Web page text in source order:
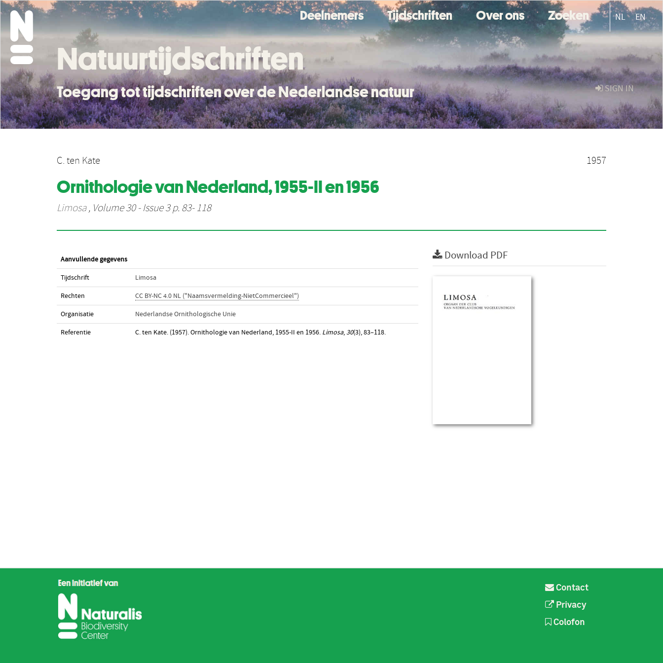
Deelnemers Tijdschriften Over ons Zoeken NL EN
SIGN IN
Natuurtijdschriften
Toegang tot tijdschriften over de Nederlandse natuur
C. ten Kate 1957
Ornithologie van Nederland, 1955-II en 1956
Limosa, Volume 30 - Issue 3 p. 83- 118
Aanvullende gegevens
Tijdschrift Limosa
Rechten CC BY-NC 4.0 NL ("Naamsvermelding-NietCommercieel")
Organisatie Nederlandse Ornithologische Unie
Referentie C. ten Kate. (1957). Ornithologie van Nederland, 1955-II en 1956. Limosa, 30(3), 83–118.
Download PDF
Contact
Privacy
Colofon